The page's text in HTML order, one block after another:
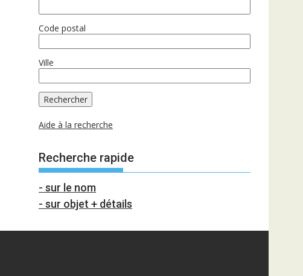
Code postal
Ville
Aide à la recherche
Recherche rapide
- sur le nom
- sur objet + détails